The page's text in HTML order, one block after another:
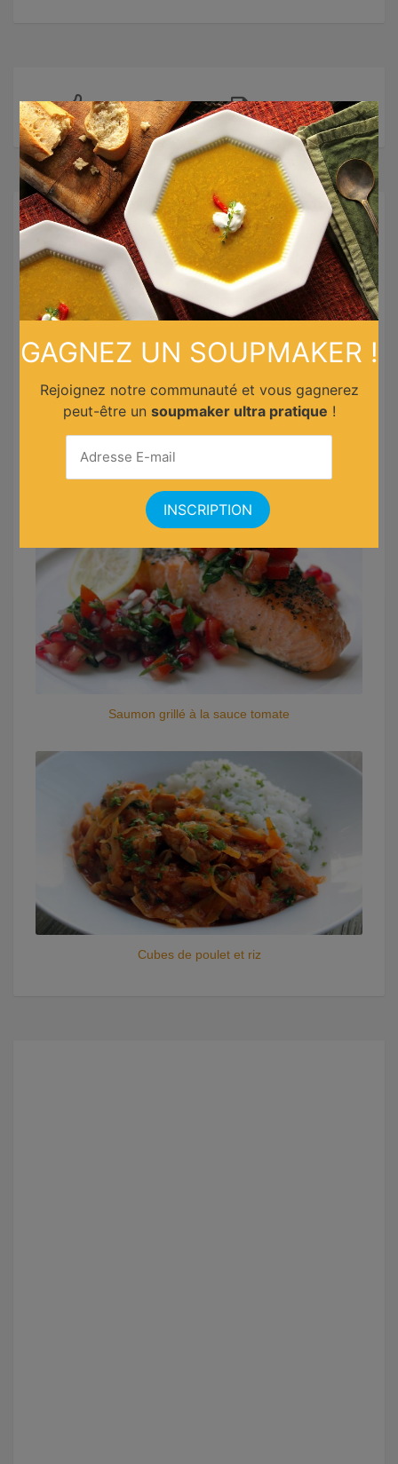
Recettes similaires
Saumon grillé à la sauce tomate
Cubes de poulet et riz
GAGNEZ UN SOUPMAKER !
Rejoignez notre communauté et vous gagnerez
peut-être un soupmaker ultra pratique !
×